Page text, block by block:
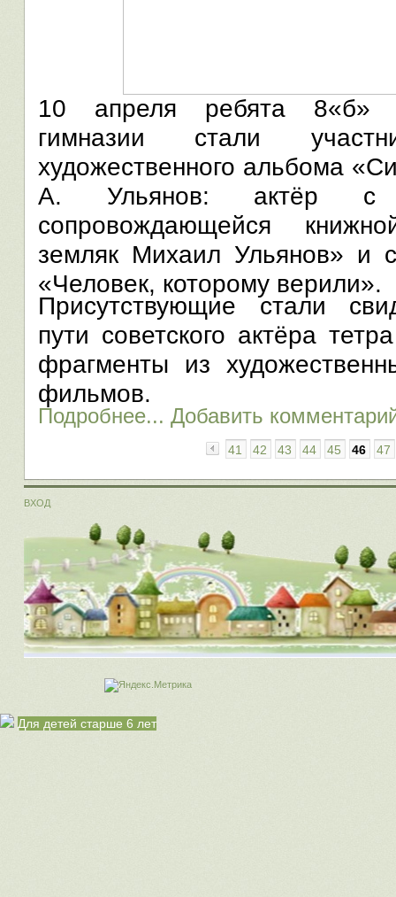
10 апреля ребята 8«б»
гимназии стали
художественного альбома
А. Ульянов: актёр с
сопровождающейся
земляк Михаил Ульянов» и
«Человек, которому верили».
Присутствующие стали
пути советского актёра
фрагменты из
фильмов.
Подробнее... Добавить
«
41 42 43 44 45 46 47
ВХОД
Для детей старше 6 лет